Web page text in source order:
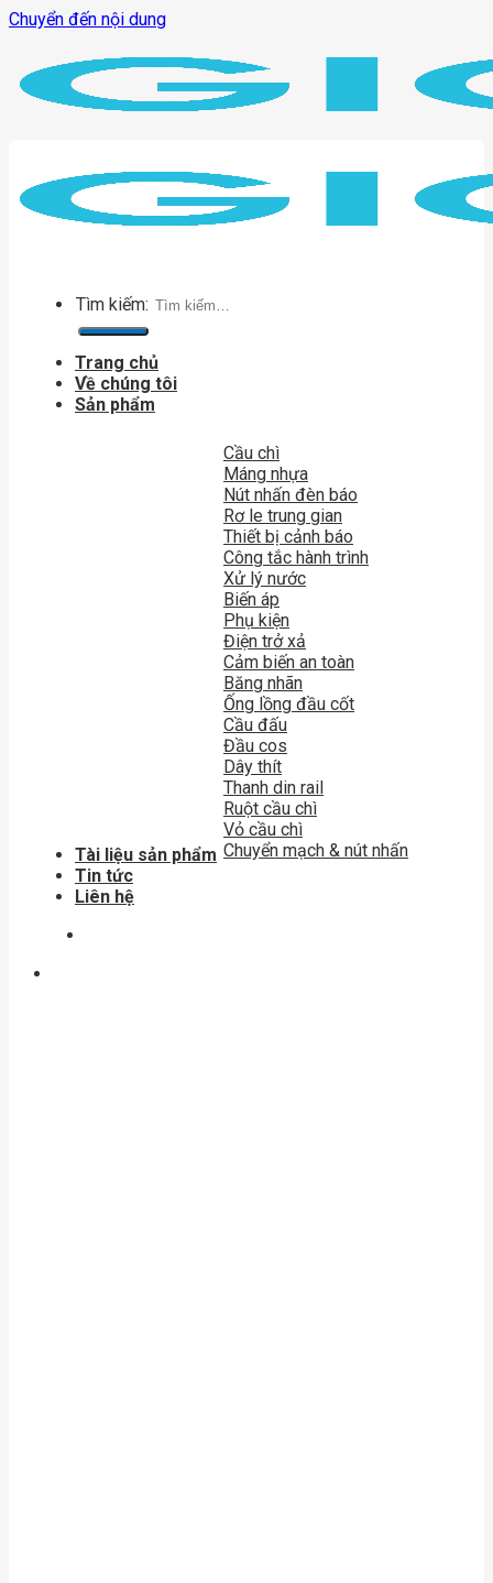
Chuyển đến nội dung
Tìm kiếm:
Trang chủ
Về chúng tôi
Sản phẩm
Cầu chì
Máng nhựa
Nút nhấn đèn báo
Rơ le trung gian
Thiết bị cảnh báo
Công tắc hành trình
Xử lý nước
Biến áp
Phụ kiện
Điện trở xả
Cảm biến an toàn
Băng nhãn
Ống lồng đầu cốt
Cầu đấu
Đầu cos
Dây thít
Thanh din rail
Ruột cầu chì
Vỏ cầu chì
Chuyển mạch & nút nhấn
Tài liệu sản phẩm
Tin tức
Liên hệ